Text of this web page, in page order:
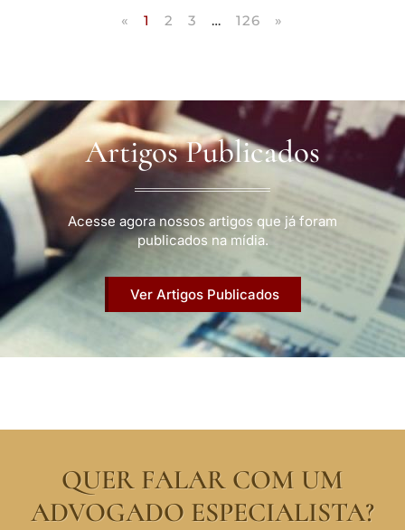
« 1 2 3 … 126 »
Artigos Publicados
Acesse agora nossos artigos que já foram
publicados na mídia.
Ver Artigos Publicados
QUER FALAR COM UM
ADVOGADO ESPECIALISTA?